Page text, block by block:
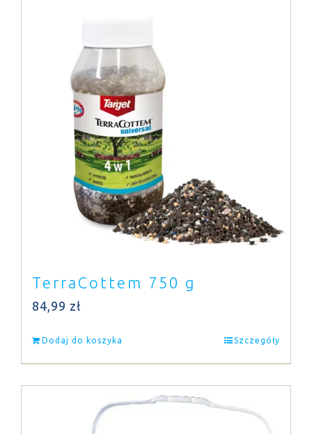
TerraCottem 750 g
84,99 zł
Dodaj do koszyka Szczegóły